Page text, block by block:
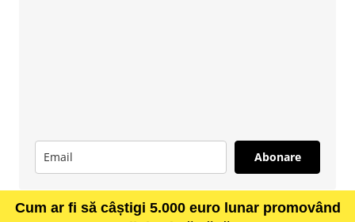
Abonare
Cum ar fi să câștigi 5.000 euro lunar promovând